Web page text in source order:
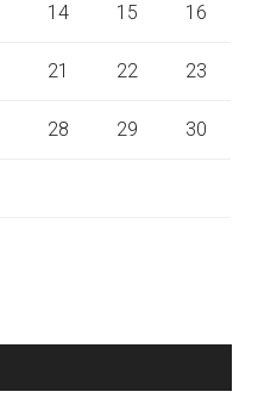
14 15 16
21 22 23
28 29 30